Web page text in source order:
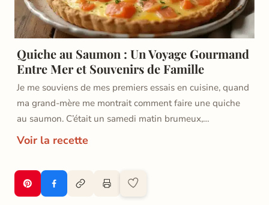
Quiche au Saumon : Un Voyage Gourmand
Entre Mer et Souvenirs de Famille
Je me souviens de mes premiers essais en cuisine, quand
ma grand-mère me montrait comment faire une quiche
au saumon. C’était un samedi matin brumeux,…
Voir la recette